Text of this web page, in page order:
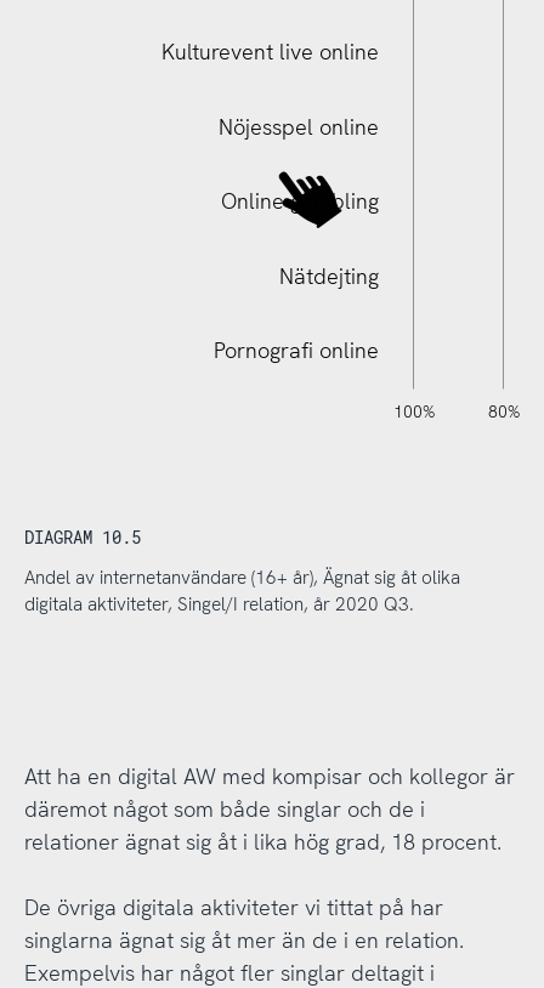
Pornografi online
Nätdejting
Online gambling
Nöjesspel online
Kulturevent live online
-40%
-20%100% 80%
120%
140%
DIAGRAM 10.5
Andel av internetanvändare (16+ år), Ägnat sig åt olika
digitala aktiviteter, Singel/I relation, år 2020 Q3.
Att ha en digital AW med kompisar och kollegor är
däremot något som både singlar och de i
relationer ägnat sig åt i lika hög grad, 18 procent.
De övriga digitala aktiviteter vi tittat på har
singlarna ägnat sig åt mer än de i en relation.
Exempelvis har något fler singlar deltagit i